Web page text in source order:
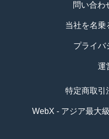
問い合わ
当社を名乗
プライバ
運
特定商取引
WebX - アジア最大